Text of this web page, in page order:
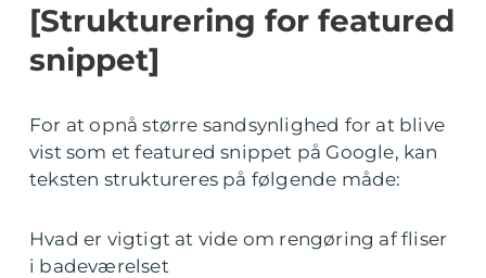
[Strukturering for featured
snippet]
For at opnå større sandsynlighed for at blive
vist som et featured snippet på Google, kan
teksten struktureres på følgende måde:
Hvad er vigtigt at vide om rengøring af fliser
i badeværelset